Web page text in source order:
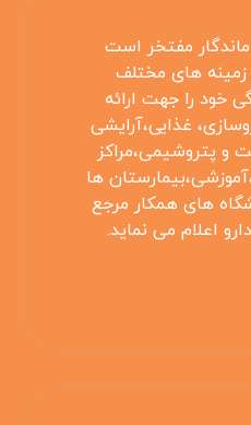
مفتخر است
زمینه های مختلف
خود را جهت ارائه
غذایی،آرایشی
و پتروشیمی،مراکز
ها
های همکار مرجع
اعلام می نماید.